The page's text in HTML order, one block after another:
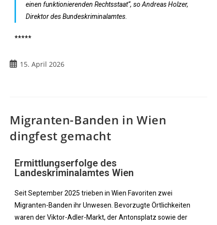
einen funktionierenden Rechtsstaat“, so Andreas Holzer,
Direktor des Bundeskriminalamtes.
*****
15. April 2026
Migranten-Banden in Wien
dingfest gemacht
Ermittlungserfolge des
Landeskriminalamtes Wien
Seit September 2025 trieben in Wien Favoriten zwei
Migranten-Banden ihr Unwesen. Bevorzugte Örtlichkeiten
waren der Viktor-Adler-Markt, der Antonsplatz sowie der